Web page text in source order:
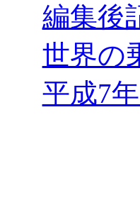
編集後
世界の
平成7